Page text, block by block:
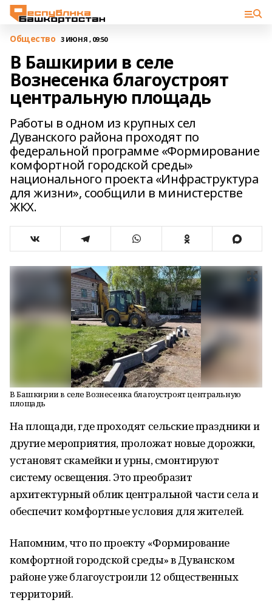
Общество 3 ИЮНЯ , 09:50
В Башкирии в селе
Вознесенка благоустроят
центральную площадь
Работы в одном из крупных сел
Дуванского района проходят по
федеральной программе «Формирование
комфортной городской среды»
национального проекта «Инфраструктура
для жизни», сообщили в министерстве
ЖКХ.
В Башкирии в селе Вознесенка благоустроят центральную
площадь
На площади, где проходят сельские праздники и
другие мероприятия, проложат новые дорожки,
установят скамейки и урны, смонтируют
систему освещения. Это преобразит
архитектурный облик центральной части села и
обеспечит комфортные условия для жителей.
Напомним, что по проекту «Формирование
комфортной городской среды» в Дуванском
районе уже благоустроили 12 общественных
территорий.